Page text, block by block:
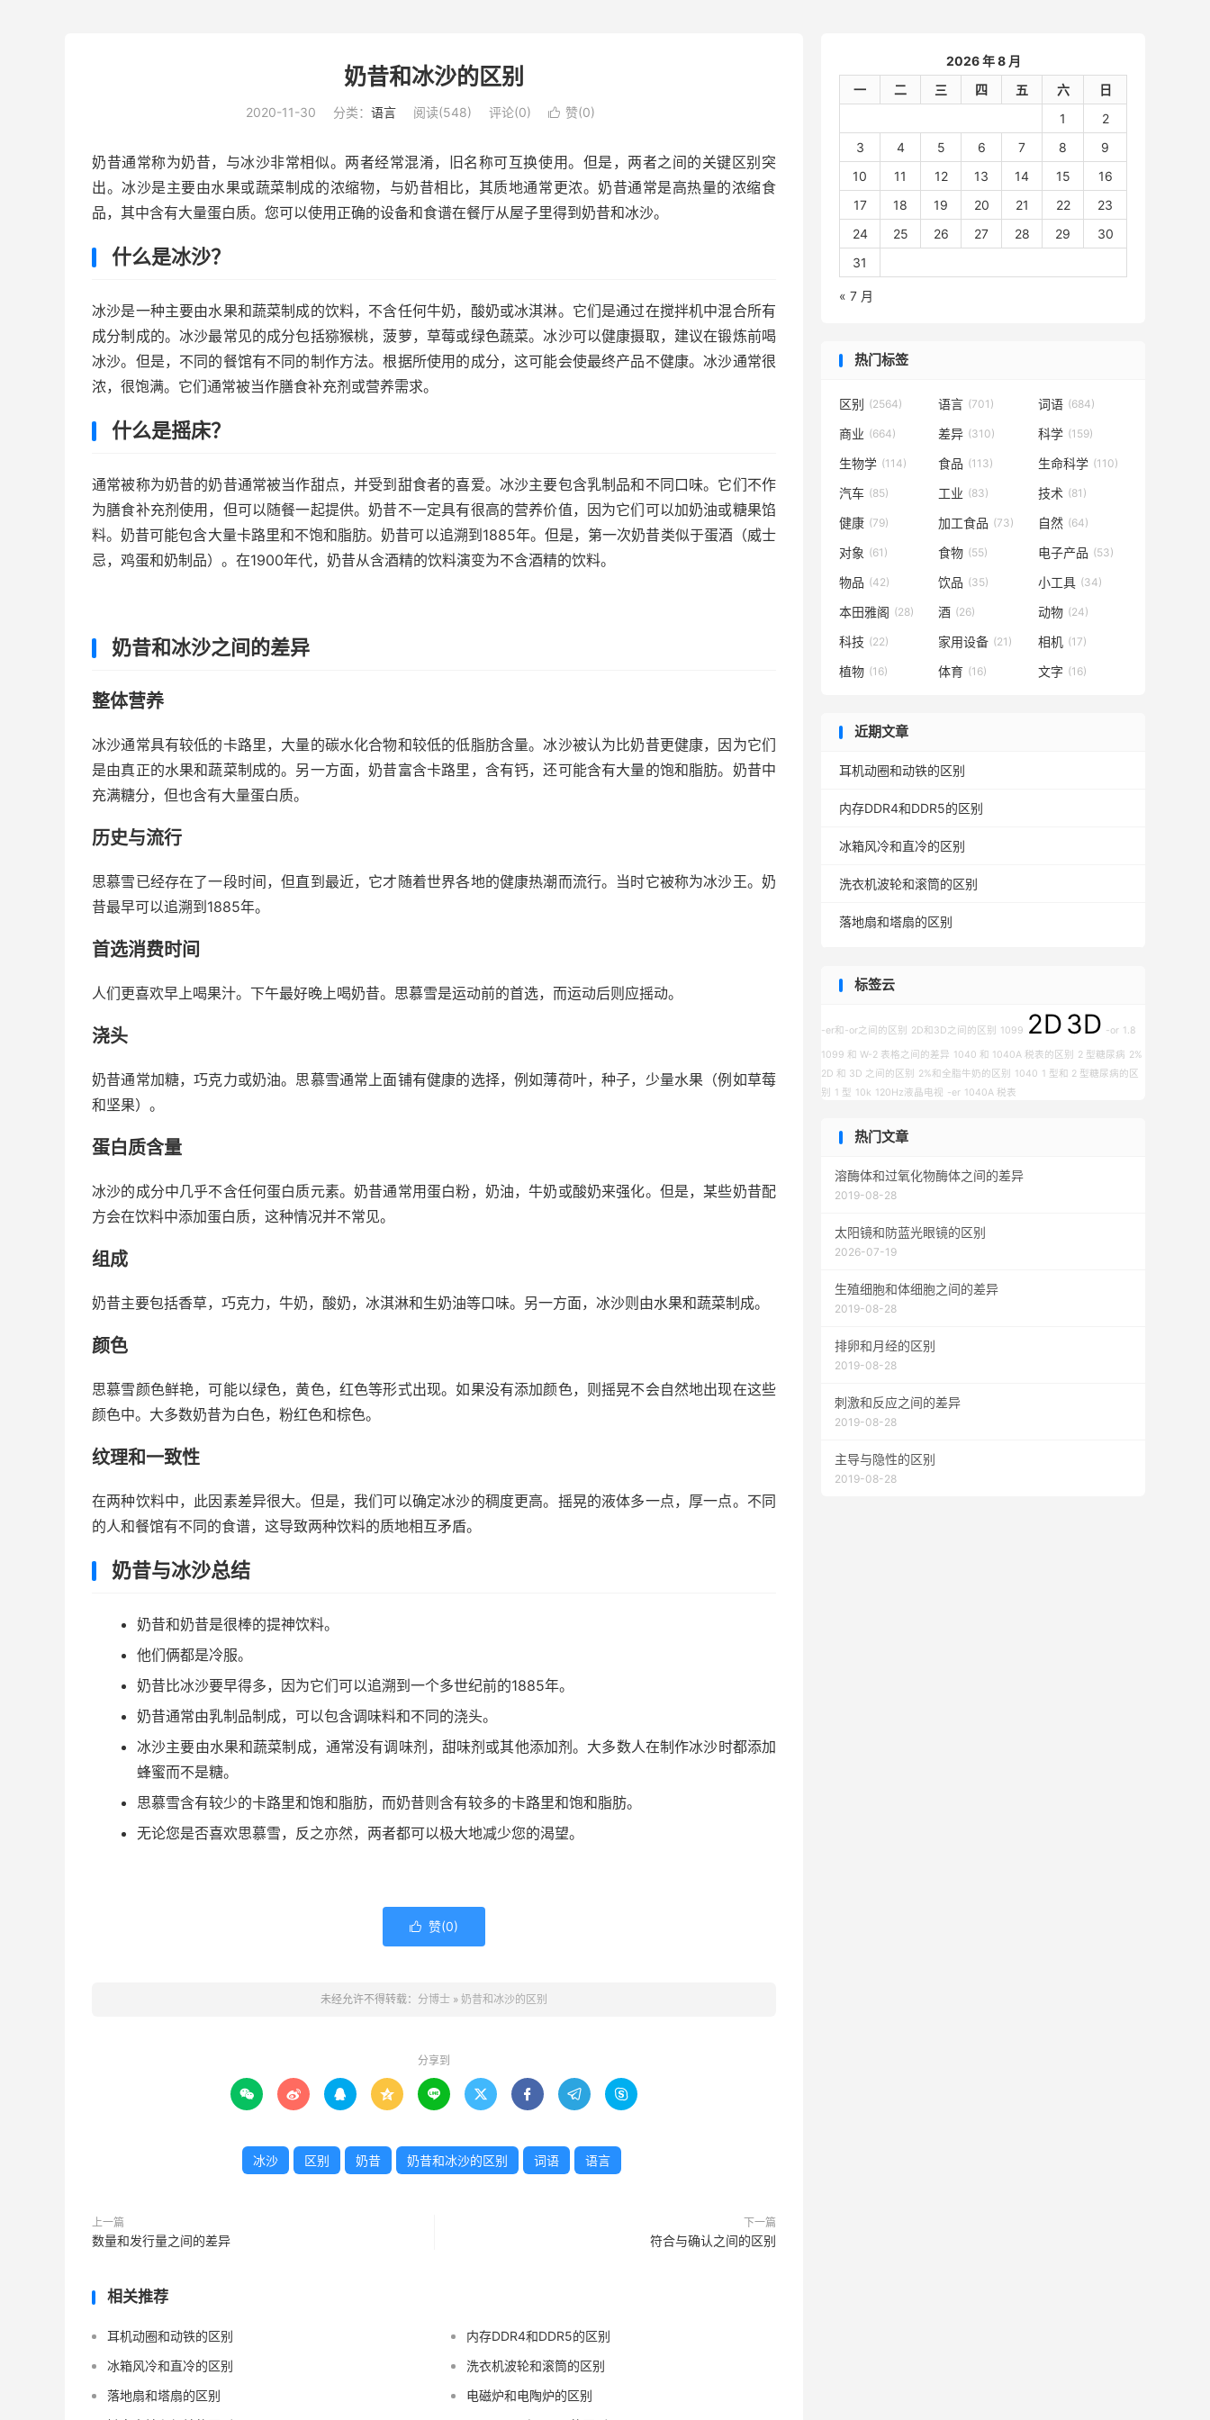
奶昔和冰沙的区别
2020-11-30 分类： 语言 阅读(548) 评论(0)  赞(0)
奶昔通常称为奶昔，与冰沙非常相似。两者经常混淆，旧名称可互换使用。但是，两者之间的关键区别突
出。冰沙是主要由水果或蔬菜制成的浓缩物，与奶昔相比，其质地通常更浓。奶昔通常是高热量的浓缩食
品，其中含有大量蛋白质。您可以使用正确的设备和食谱在餐厅从屋子里得到奶昔和冰沙。
什么是冰沙？
冰沙是一种主要由水果和蔬菜制成的饮料，不含任何牛奶，酸奶或冰淇淋。它们是通过在搅拌机中混合所有
成分制成的。冰沙最常见的成分包括猕猴桃，菠萝，草莓或绿色蔬菜。冰沙可以健康摄取，建议在锻炼前喝
冰沙。但是，不同的餐馆有不同的制作方法。根据所使用的成分，这可能会使最终产品不健康。冰沙通常很
浓，很饱满。它们通常被当作膳食补充剂或营养需求。
什么是摇床？
通常被称为奶昔的奶昔通常被当作甜点，并受到甜食者的喜爱。冰沙主要包含乳制品和不同口味。它们不作
为膳食补充剂使用，但可以随餐一起提供。奶昔不一定具有很高的营养价值，因为它们可以加奶油或糖果馅
料。奶昔可能包含大量卡路里和不饱和脂肪。奶昔可以追溯到1885年。但是，第一次奶昔类似于蛋酒（威士
忌，鸡蛋和奶制品）。在1900年代，奶昔从含酒精的饮料演变为不含酒精的饮料。
奶昔和冰沙之间的差异
整体营养
冰沙通常具有较低的卡路里，大量的碳水化合物和较低的低脂肪含量。冰沙被认为比奶昔更健康，因为它们
是由真正的水果和蔬菜制成的。另一方面，奶昔富含卡路里，含有钙，还可能含有大量的饱和脂肪。奶昔中
充满糖分，但也含有大量蛋白质。
历史与流行
思慕雪已经存在了一段时间，但直到最近，它才随着世界各地的健康热潮而流行。当时它被称为冰沙王。奶
昔最早可以追溯到1885年。
首选消费时间
人们更喜欢早上喝果汁。下午最好晚上喝奶昔。思慕雪是运动前的首选，而运动后则应摇动。
浇头
奶昔通常加糖，巧克力或奶油。思慕雪通常上面铺有健康的选择，例如薄荷叶，种子，少量水果（例如草莓
和坚果）。
蛋白质含量
冰沙的成分中几乎不含任何蛋白质元素。奶昔通常用蛋白粉，奶油，牛奶或酸奶来强化。但是，某些奶昔配
方会在饮料中添加蛋白质，这种情况并不常见。
组成
奶昔主要包括香草，巧克力，牛奶，酸奶，冰淇淋和生奶油等口味。另一方面，冰沙则由水果和蔬菜制成。
颜色
思慕雪颜色鲜艳，可能以绿色，黄色，红色等形式出现。如果没有添加颜色，则摇晃不会自然地出现在这些
颜色中。大多数奶昔为白色，粉红色和棕色。
纹理和一致性
在两种饮料中，此因素差异很大。但是，我们可以确定冰沙的稠度更高。摇晃的液体多一点，厚一点。不同
的人和餐馆有不同的食谱，这导致两种饮料的质地相互矛盾。
奶昔与冰沙总结
奶昔和奶昔是很棒的提神饮料。
他们俩都是冷服。
奶昔比冰沙要早得多，因为它们可以追溯到一个多世纪前的1885年。
奶昔通常由乳制品制成，可以包含调味料和不同的浇头。
冰沙主要由水果和蔬菜制成，通常没有调味剂，甜味剂或其他添加剂。大多数人在制作冰沙时都添加
蜂蜜而不是糖。
思慕雪含有较少的卡路里和饱和脂肪，而奶昔则含有较多的卡路里和饱和脂肪。
无论您是否喜欢思慕雪，反之亦然，两者都可以极大地减少您的渴望。
 赞(0)
未经允许不得转载： 分博士 » 奶昔和冰沙的区别
分享到
        
冰沙 区别 奶昔 奶昔和冰沙的区别 词语 语言
上一篇
数量和发行量之间的差异
下一篇
符合与确认之间的区别
相关推荐
耳机动圈和动铁的区别
内存DDR4和DDR5的区别
冰箱风冷和直冷的区别
洗衣机波轮和滚筒的区别
落地扇和塔扇的区别
电磁炉和电陶炉的区别
2026 年 8 月
一
二 三 四 五 六
日
1
2
3
4 5 6 7 8
9
10
11 12 13 14 15
16
17
18 19 20 21 22
23
24
25 26 27 28 29
30
31
« 7 月
热门标签
区别 (2564) 语言 (701) 词语 (684)
商业 (664) 差异 (310) 科学 (159)
生物学 (114) 食品 (113) 生命科学 (110)
汽车 (85) 工业 (83) 技术 (81)
健康 (79) 加工食品 (73) 自然 (64)
对象 (61) 食物 (55) 电子产品 (53)
物品 (42) 饮品 (35) 小工具 (34)
本田雅阁 (28) 酒 (26) 动物 (24)
科技 (22) 家用设备 (21) 相机 (17)
植物 (16) 体育 (16) 文字 (16)
近期文章
耳机动圈和动铁的区别
内存DDR4和DDR5的区别
冰箱风冷和直冷的区别
洗衣机波轮和滚筒的区别
落地扇和塔扇的区别
标签云
-er和-or之间的区别 2D和3D之间的区别 1099 2D 3D -or 1.8
1099 和 W-2 表格之间的差异 1040 和 1040A 税表的区别 2 型糖尿病 2%
2D 和 3D 之间的区别
2%和全脂牛奶的区别 1040 1 型和 2 型糖尿病的区
别
1 型 10k 120Hz液晶电视 -er 1040A 税表
热门文章
溶酶体和过氧化物酶体之间的差异
2019-08-28
太阳镜和防蓝光眼镜的区别
2026-07-19
生殖细胞和体细胞之间的差异
2019-08-28
排卵和月经的区别
2019-08-28
刺激和反应之间的差异
2019-08-28
主导与隐性的区别
2019-08-28